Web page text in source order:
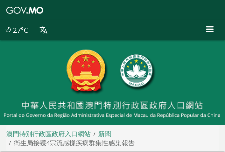
27°C
澳門特別行政區政府入口網站
新聞
衛生局接獲4宗流感樣疾病群集性感染報告